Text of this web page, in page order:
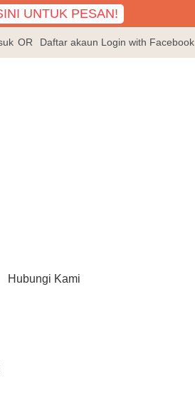
UNTUK PESAN!
OR Daftar akaun Login with Facebook
Hubungi Kami